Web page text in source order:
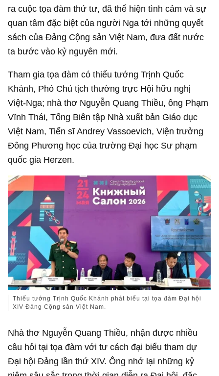
ra cuộc tọa đàm thứ tư, đã thể hiện tình cảm và sự
quan tâm đặc biệt của người Nga tới những quyết
sách của Đảng Cộng sản Việt Nam, đưa đất nước
ta bước vào kỷ nguyên mới.
Tham gia tọa đàm có thiếu tướng Trịnh Quốc
Khánh, Phó Chủ tịch thường trực Hội hữu nghị
Việt-Nga; nhà thơ Nguyễn Quang Thiều, ông Phạm
Vĩnh Thái, Tổng Biên tập Nhà xuất bản Giáo dục
Việt Nam, Tiến sĩ Andrey Vassoevich, Viện trưởng
Đông Phương học của trường Đại học Sư phạm
quốc gia Herzen.
Thiếu tướng Trịnh Quốc Khánh phát biểu tại tọa đàm Đại hội
XIV Đảng Cộng sản Việt Nam.
Nhà thơ Nguyễn Quang Thiều, nhận được nhiều
câu hỏi tại tọa đàm với tư cách đại biểu tham dự
Đại hội Đảng lần thứ XIV. Ông nhớ lại những kỷ